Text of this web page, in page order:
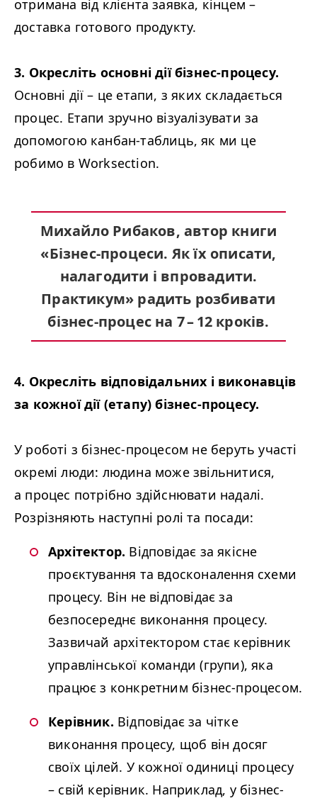
отримана від клієнта заявка, кінцем –
доставка готового продукту.
3. Окресліть основні дії бізнес-процесу.
Основні дії – це етапи, з яких складається
процес. Етапи зручно візуалізувати за
допомогою канбан-таблиць, як ми це
робимо в Worksection.
Михайло Рибаков, автор книги
«Бізнес-процеси. Як їх описати,
налагодити і впровадити.
Практикум» радить розбивати
бізнес-процес на 7 – 12 кроків.
4. Окресліть відповідальних і виконавців
за кожної дії (етапу) бізнес-процесу.
У роботі з бізнес-процесом не беруть участі
окремі люди: людина може звільнитися,
а процес потрібно здійснювати надалі.
Розрізняють наступні ролі та посади:
Архітектор. Відповідає за якісне
проєктування та вдосконалення схеми
процесу. Він не відповідає за
безпосереднє виконання процесу.
Зазвичай архітектором стає керівник
управлінської команди (групи), яка
працює з конкретним бізнес-процесом.
Керівник. Відповідає за чітке
виконання процесу, щоб він досяг
своїх цілей. У кожної одиниці процесу
– свій керівник. Наприклад, у бізнес-